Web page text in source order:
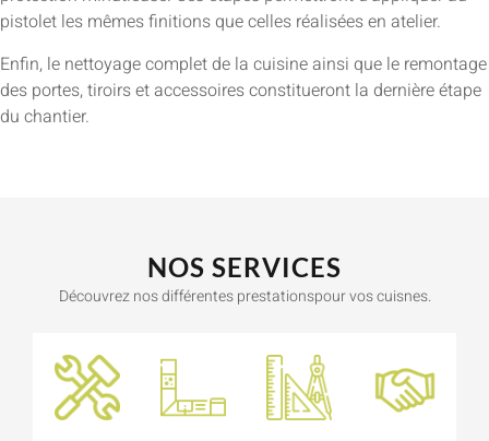
pistolet les mêmes finitions que celles réalisées en atelier.
Enfin, le nettoyage complet de la cuisine ainsi que le remontage
des portes, tiroirs et accessoires constitueront la dernière étape
du chantier.
NOS SERVICES
Découvrez nos différentes prestationspour vos cuisnes.